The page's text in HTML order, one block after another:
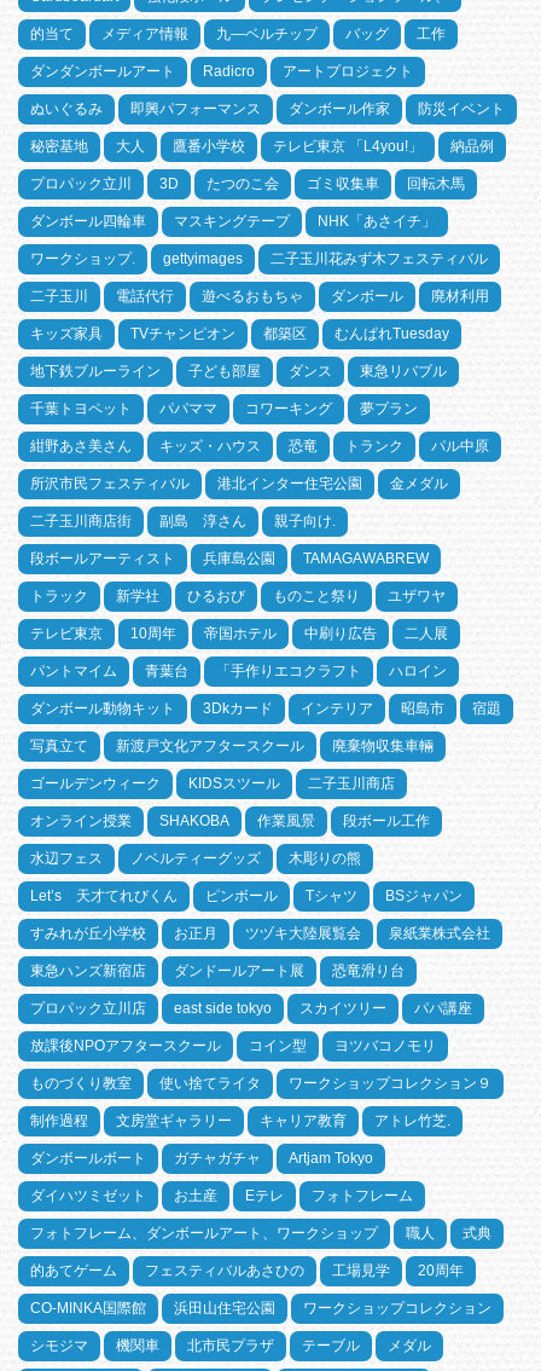
的当て メディア情報 九―ベルチップ バッグ 工作
ダンダンボールアート Radicro アートプロジェクト
ぬいぐるみ 即興パフォーマンス ダンボール作家 防災イベント
秘密基地 大人 鷹番小学校 テレビ東京 「L4you!」 納品例
プロパック立川 3D たつのこ会 ゴミ収集車 回転木馬
ダンボール四輪車 マスキングテープ NHK「あさイチ」
ワークショップ. gettyimages 二子玉川花みず木フェスティバル
二子玉川 電話代行 遊べるおもちゃ ダンボール 廃材利用
キッズ家具 TVチャンピオン 都築区 むんぱれTuesday
地下鉄ブルーライン 子ども部屋 ダンス 東急リバブル
千葉トヨペット パパママ コワーキング 夢プラン
紺野あさ美さん キッズ・ハウス 恐竜 トランク パル中原
所沢市民フェスティバル 港北インター住宅公園 金メダル
二子玉川商店街 副島 淳さん 親子向け.
段ボールアーティスト 兵庫島公園 TAMAGAWABREW
トラック 新学社 ひるおび ものこと祭り ユザワヤ
テレビ東京 10周年 帝国ホテル 中刷り広告 二人展
パントマイム 青葉台 「手作りエコクラフト ハロイン
ダンボール動物キット 3Dkカード インテリア 昭島市 宿題
写真立て 新渡戸文化アフタースクール 廃棄物収集車輛
ゴールデンウィーク KIDSスツール 二子玉川商店
オンライン授業 SHAKOBA 作業風景 段ボール工作
水辺フェス ノベルティーグッズ 木彫りの熊
Let’s 天才てれびくん ピンボール Tシャツ BSジャパン
すみれが丘小学校 お正月 ツヅキ大陸展覧会 泉紙業株式会社
東急ハンズ新宿店 ダンドールアート展 恐竜滑り台
プロパック立川店 east side tokyo スカイツリー パパ講座
放課後NPOアフタースクール コイン型 ヨツバコノモリ
ものづくり教室 使い捨てライタ ワークショップコレクション９
制作過程 文房堂ギャラリー キャリア教育 アトレ竹芝.
ダンボールボート ガチャガチャ Artjam Tokyo
ダイハツミゼット お土産 Eテレ フォトフレーム
フォトフレーム、ダンボールアート、ワークショップ 職人 式典
的あてゲーム フェスティバルあさひの 工場見学 20周年
CO-MINKA国際館 浜田山住宅公園 ワークショップコレクション
シモジマ 機関車 北市民プラザ テーブル メダル